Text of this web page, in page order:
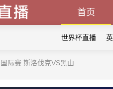
首页
世界杯直播
国际赛 斯洛伐克VS黑山